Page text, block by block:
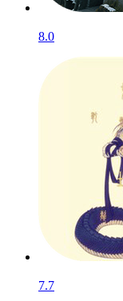
8.0
7.7